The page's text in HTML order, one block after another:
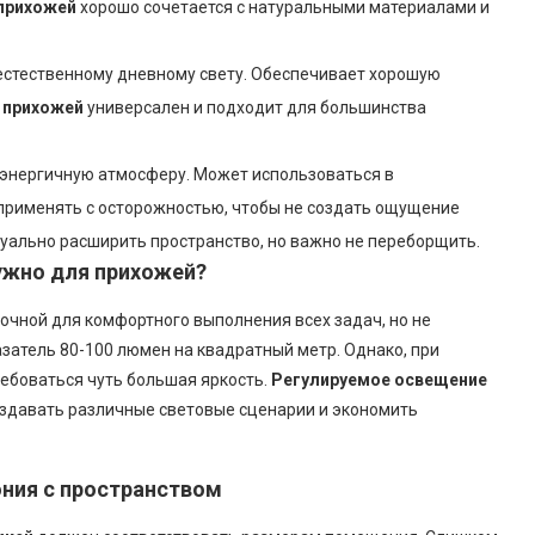
хорошо сочетается с натуральными материалами и
дневному свету. Обеспечивает хорошую
универсален и подходит для большинства
атмосферу. Может использоваться в
с осторожностью, чтобы не создать ощущение
расширить пространство, но важно не переборщить.
для прихожей?
для комфортного выполнения всех задач, но не
80-100 люмен на квадратный метр. Однако, при
чуть большая яркость.
Регулируемое освещение
различные световые сценарии и экономить
с пространством